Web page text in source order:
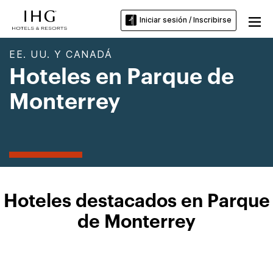
Iniciar sesión / Inscribirse
EE. UU. Y CANADÁ
Hoteles en Parque de
Monterrey
Hoteles destacados en Parque
de Monterrey